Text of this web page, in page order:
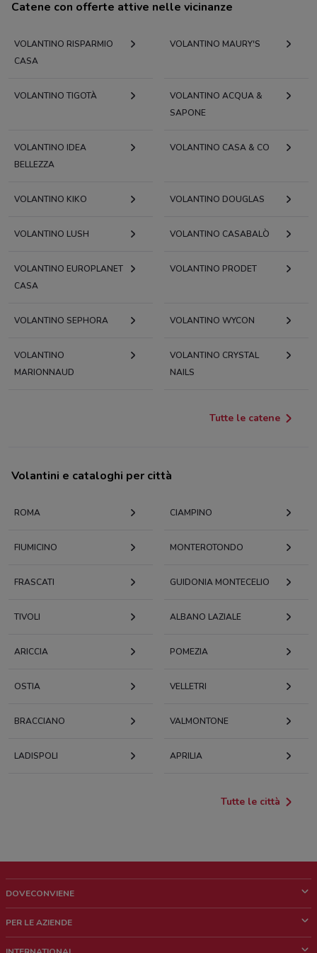
Catene con offerte attive nelle vicinanze
VOLANTINO RISPARMIO
CASA
VOLANTINO MAURY'S
VOLANTINO TIGOTÀ
VOLANTINO ACQUA &
SAPONE
VOLANTINO IDEA
BELLEZZA
VOLANTINO CASA & CO
VOLANTINO KIKO VOLANTINO DOUGLAS
VOLANTINO LUSH VOLANTINO CASABALÒ
VOLANTINO EUROPLANET
CASA
VOLANTINO PRODET
VOLANTINO SEPHORA VOLANTINO WYCON
VOLANTINO
MARIONNAUD
VOLANTINO CRYSTAL
NAILS
Tutte le catene
Volantini e cataloghi per città
ROMA CIAMPINO
FIUMICINO MONTEROTONDO
FRASCATI GUIDONIA MONTECELIO
TIVOLI ALBANO LAZIALE
ARICCIA POMEZIA
OSTIA VELLETRI
BRACCIANO VALMONTONE
LADISPOLI APRILIA
Tutte le città
DOVECONVIENE
Chi siamo
PER LE AZIENDE